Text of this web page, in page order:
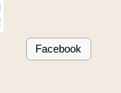
Facebook